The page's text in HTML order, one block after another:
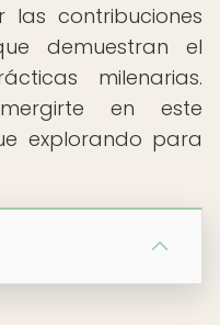
contribuciones
demuestran el
milenarias.
en este
explorando para